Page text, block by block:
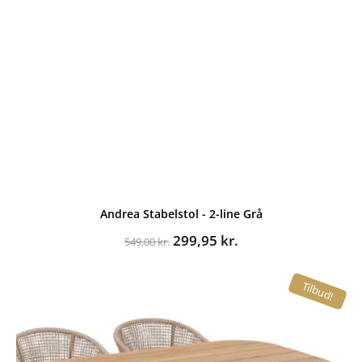
Andrea Stabelstol - 2-line Grå
549,00kr. Den
299,95 kr.Den
299,95 kr..
Tilbud!